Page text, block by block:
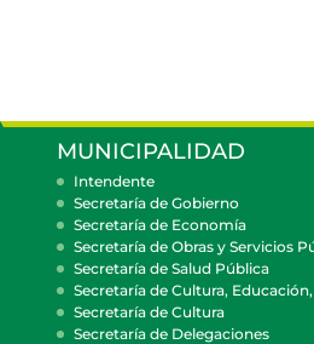
MUNICIPALIDAD
Intendente
Secretaría de Gobierno
Secretaría de Economía
Secretaría de Obras y Servicios
Secretaría de Salud Pública
Secretaría de Cultura,
Secretaría de Cultura
Secretaría de Delegaciones